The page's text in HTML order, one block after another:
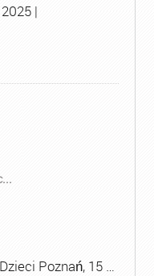
|
Poznań, 15 …